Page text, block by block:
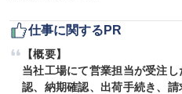
仕事に関するPR
【概要】
当社工場にて営業担当が受注
認、納期確認、出荷手続き、